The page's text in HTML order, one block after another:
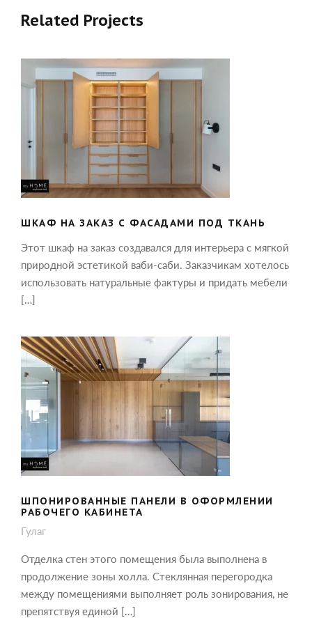
Related Projects
ШКАФ НА ЗАКАЗ С ФАСАДАМИ ПОД
ТКАНЬ
ШКАФ НА ЗАКАЗ С ФАСАДАМИ ПОД ТКАНЬ
Этот шкаф на заказ создавался для интерьера с мягкой
природной эстетикой ваби-саби. Заказчикам хотелось
использовать натуральные фактуры и придать мебели
[…]
ШПОНИРОВАННЫЕ ПАНЕЛИ В
ОФОРМЛЕНИИ РАБОЧЕГО КАБИНЕТА
ШПОНИРОВАННЫЕ ПАНЕЛИ В ОФОРМЛЕНИИ
РАБОЧЕГО КАБИНЕТА
Гулаг
Отделка стен этого помещения была выполнена в
продолжение зоны холла. Стеклянная перегородка
между помещениями выполняет роль зонирования, не
препятствуя единой […]